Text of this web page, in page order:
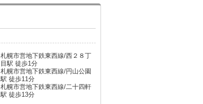
札幌市営地下鉄東西線/西２８丁
目駅 徒歩1分
札幌市営地下鉄東西線/円山公園
駅 徒歩11分
札幌市営地下鉄東西線/二十四軒
駅 徒歩13分